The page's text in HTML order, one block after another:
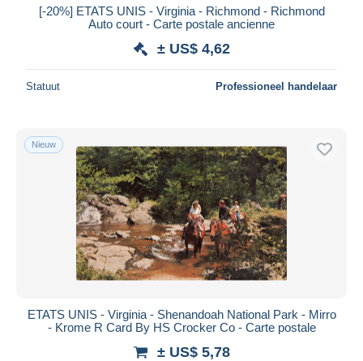
[-20%] ETATS UNIS - Virginia - Richmond - Richmond
Auto court - Carte postale ancienne
± US$ 4,62
Statuut Professioneel handelaar
Nieuw
ETATS UNIS - Virginia - Shenandoah National Park - Mirro
- Krome R Card By HS Crocker Co - Carte postale
± US$ 5,78